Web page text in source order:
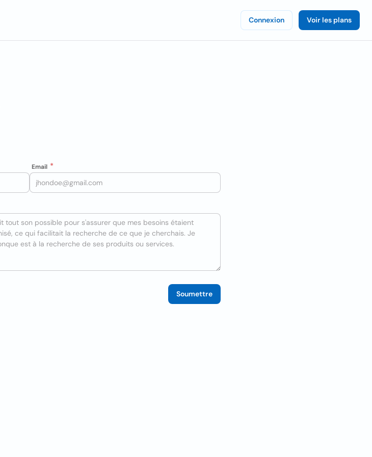
Connexion Voir les plans
Email
Soumettre